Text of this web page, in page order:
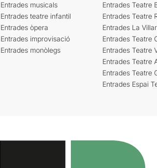
Entrades musicals
Entrades teatre infantil
Entrades òpera
Entrades improvisació
Entrades monòlegs
Entrades Teatre
Entrades Teatre
Entrades La
Entrades Teatre
Entrades Teatre
Entrades Teatre
Entrades Teatre
Entrades Espai